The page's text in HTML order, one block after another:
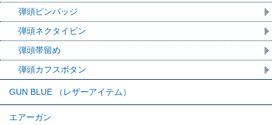
弾頭ピンバッジ
弾頭ネクタイピン
弾頭帯留め
弾頭カフスボタン
GUN BLUE （レザーアイテム）
エアーガン